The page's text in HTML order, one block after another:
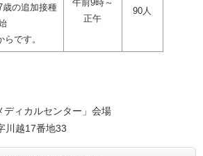
の追加接種
です。
午前9時～
正午
90人
ディカルセンター」会場
川越17番地33